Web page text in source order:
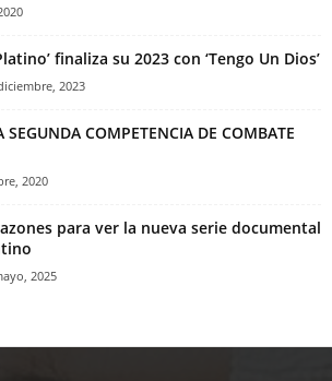
finaliza su 2023 con ‘Tengo Un Dios’
2023
SEGUNDA COMPETENCIA DE COMBATE
2020
para ver la nueva serie documental
2025